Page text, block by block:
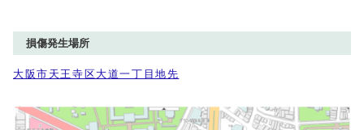
損傷発生場所
大阪市天王寺区大道一丁目地先